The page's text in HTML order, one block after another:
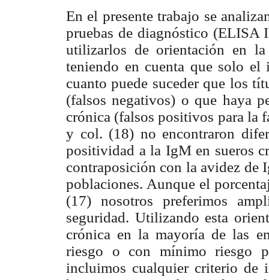
En el presente trabajo se
pruebas de diagnóstico
utilizarlos de orientación en
teniendo en cuenta que solo el
cuanto puede suceder que los
(falsos negativos) o que haya
crónica (falsos positivos para la
y col. (18) no encontraron
positividad a la IgM en sueros
contraposición con la avidez de
poblaciones. Aunque el
(17) nosotros preferimos
seguridad. Utilizando esta
crónica en la mayoría de las
riesgo o con mínimo riesgo
incluimos cualquier criterio de